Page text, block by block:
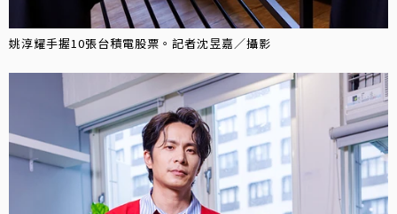
姚淳耀手握10張台積電股票。記者沈昱嘉／攝影